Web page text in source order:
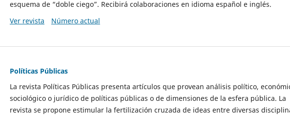
esquema de “doble ciego”. Recibirá colaboraciones en idioma español e inglés.
Ver revista
Número actual
Políticas Públicas
La revista Políticas Públicas presenta artículos que provean análisis político,
sociológico o jurídico de políticas públicas o de dimensiones de la esfera pública. La
revista se propone estimular la fertilización cruzada de ideas entre diversas